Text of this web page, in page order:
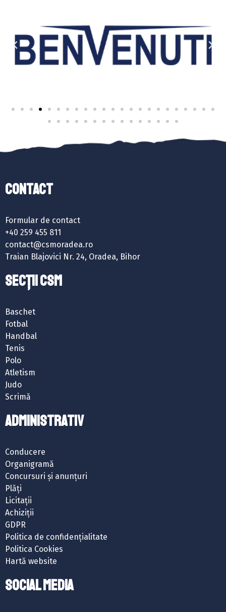
Contact
Formular de contact
+40 259 455 811
contact@csmoradea.ro
Traian Blajovici Nr. 24, Oradea, Bihor
SECȚII CSM
Baschet
Fotbal
Handbal
Tenis
Polo
Atletism
Judo
Scrimă
ADMINISTRATIV
Conducere
Organigramă
Concursuri și anunțuri
Plăți
Licitații
Achiziții
GDPR
Politica de confidențialitate
Politica Cookies
Hartă website
SOCIAL MEDIA